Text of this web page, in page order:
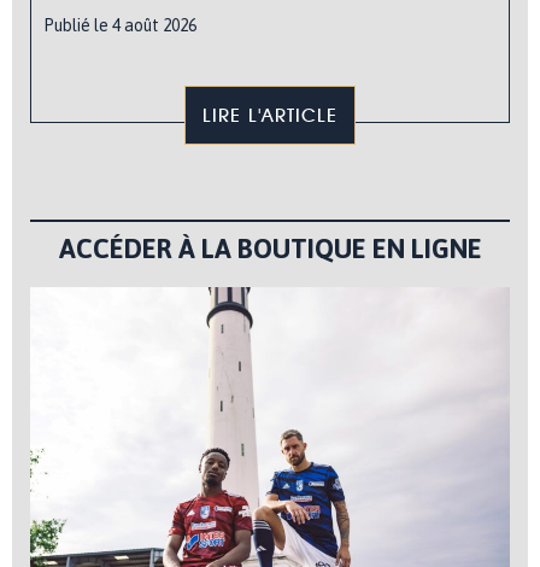
Publié le 4 août 2026
LIRE L'ARTICLE
ACCÉDER À LA BOUTIQUE EN LIGNE